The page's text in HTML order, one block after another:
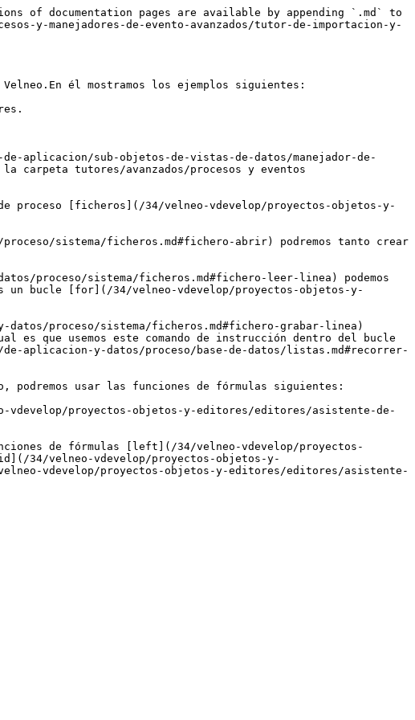
of documentation pages are available by appending `.md` to
y-manejadores-de-evento-avanzados/tutor-de-importacion-y-
él mostramos los ejemplos siguientes:
aplicacion/sub-objetos-de-vistas-de-datos/manejador-de-
carpeta tutores/avanzados/procesos y eventos
proceso [ficheros](/34/velneo-vdevelop/proyectos-objetos-y-
sistema/ficheros.md#fichero-abrir) podremos tanto crear
proceso/sistema/ficheros.md#fichero-leer-linea) podemos
un bucle [for](/34/velneo-vdevelop/proyectos-objetos-y-
proceso/sistema/ficheros.md#fichero-grabar-linea)
que usemos este comando de instrucción dentro del bucle
aplicacion-y-datos/proceso/base-de-datos/listas.md#recorrer-
podremos usar las funciones de fórmulas siguientes:
vdevelop/proyectos-objetos-y-editores/editores/asistente-de-
de fórmulas [left](/34/velneo-vdevelop/proyectos-
34/velneo-vdevelop/proyectos-objetos-y-
vdevelop/proyectos-objetos-y-editores/editores/asistente-